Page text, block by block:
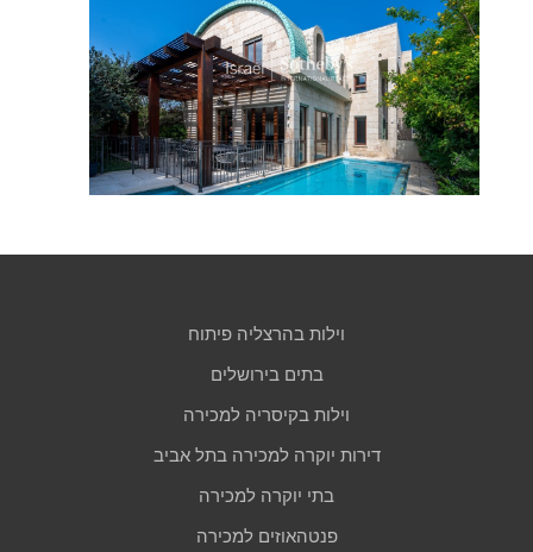
וילות בהרצליה פיתוח
בתים בירושלים
וילות בקיסריה למכירה
דירות יוקרה למכירה בתל אביב
בתי יוקרה למכירה
פנטהאוזים למכירה